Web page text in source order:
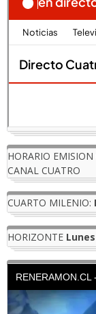
HORARIO
CANAL CUATRO
CUARTO MILENIO:
HORIZONTE